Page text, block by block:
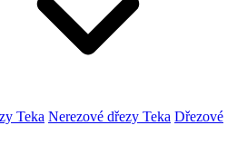
Teka Nerezové dřezy Teka Dřezové